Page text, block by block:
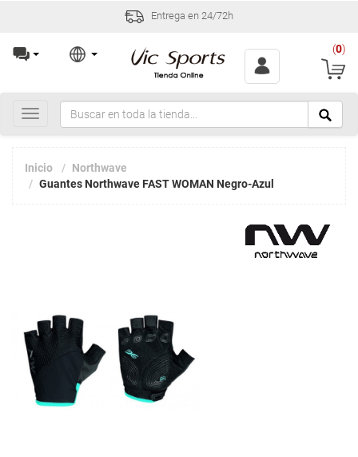
Entrega en 24/72h
(0)
Toggle
navigation
Inicio
Northwave
Guantes Northwave FAST WOMAN Negro-Azul